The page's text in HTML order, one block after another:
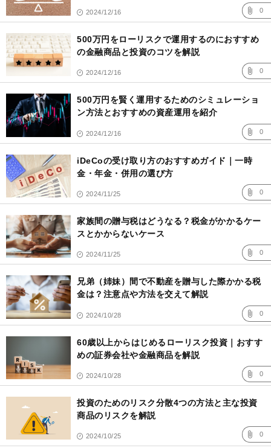
2024/12/16 0
500万円をローリスクで運用するのにおすすめ
の金融商品と投資のコツを解説
2024/12/16 0
500万円を賢く運用するためのシミュレーショ
ン方法とおすすめの資産運用を紹介
2024/12/16 0
iDeCoの受け取り方のおすすめガイド｜一時
金・年金・併用の選び方
2024/11/25 0
家族間の贈与税はどうなる？税金がかかるケー
スとかからないケース
2024/11/25 0
兄弟（姉妹）間で不動産を贈与した際かかる税
金は？注意点や方法を交えて解説
2024/10/28 0
60歳以上からはじめるローリスク投資｜おすす
めの証券会社や金融商品を解説
2024/10/28 0
投資のためのリスク分散4つの方法と主な投資
商品のリスクを解説
2024/10/25 0